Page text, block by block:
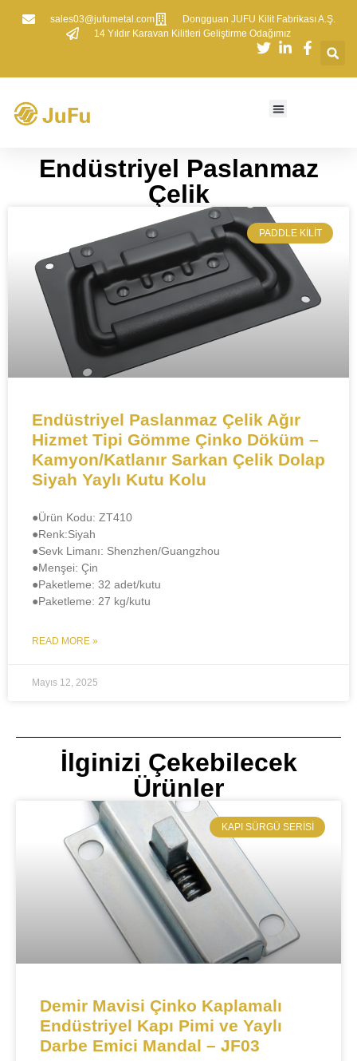
sales03@jufumetal.com
​Dongguan JUFU Kilit Fabrikası A.Ş.
​14 Yıldır Karavan Kilitleri Geliştirme Odağımız
​​Endüstriyel Paslanmaz
Çelik​​
​PADDLE KILIT
Endüstriyel Paslanmaz Çelik Ağır
Hizmet Tipi Gömme Çinko Döküm –
Kamyon/Katlanır Sarkan Çelik Dolap
Siyah Yaylı Kutu Kolu
●Ürün Kodu: ZT410
●​​Renk:Siyah
●Sevk Limanı: Shenzhen/Guangzhou
●​Menşei: Çin
●Paketleme: 32 adet/kutu
●Paketleme: 27 kg/kutu
READ MORE »
Mayıs 12, 2025
İlginizi Çekebilecek
Ürünler
​KAPI SÜRGÜ SERISI
​​​​Demir Mavisi Çinko Kaplamalı
Endüstriyel Kapı Pimi ve Yaylı
Darbe Emici Mandal – JF03